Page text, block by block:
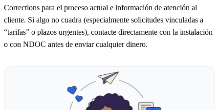
Corrections para el proceso actual e información de atención al
cliente. Si algo no cuadra (especialmente solicitudes vinculadas a
“tarifas” o plazos urgentes), contacte directamente con la instalación
o con NDOC antes de enviar cualquier dinero.